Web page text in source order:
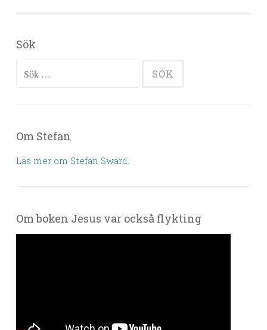
Sök
Sök efter:
Om Stefan
Läs mer om Stefan Swärd.
Om boken Jesus var också flykting